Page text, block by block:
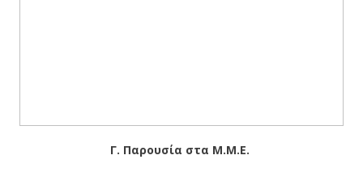
Γ. Παρουσία στα Μ.Μ.Ε.